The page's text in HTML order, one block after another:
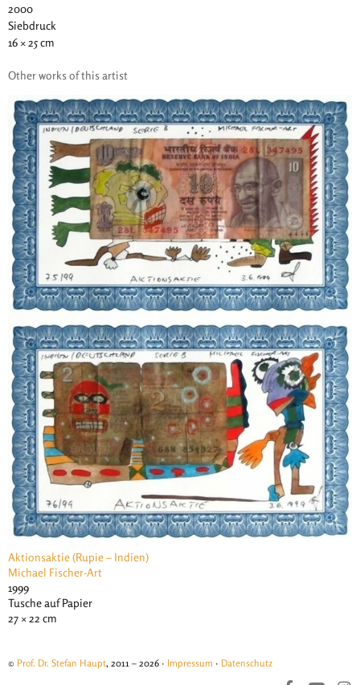
2000
Siebdruck
16 × 25 cm
Other works of this artist
Aktionsaktie (Rupie – Indien)
Michael Fischer-Art
1999
Tusche auf Papier
27 × 22 cm
© Prof. Dr. Stefan Haupt, 2011 – 2026 · Impressum · Datenschutz